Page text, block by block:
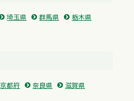
埼玉県 群馬県
栃木県
京都府 奈良県
滋賀県